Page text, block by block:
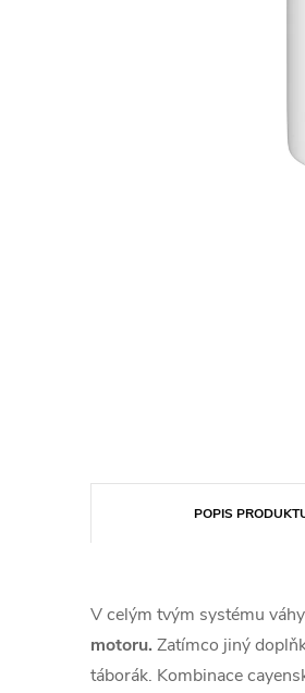
POPIS
V celým tvým systému
motoru. Zatímco jiný
táborák. Kombinace